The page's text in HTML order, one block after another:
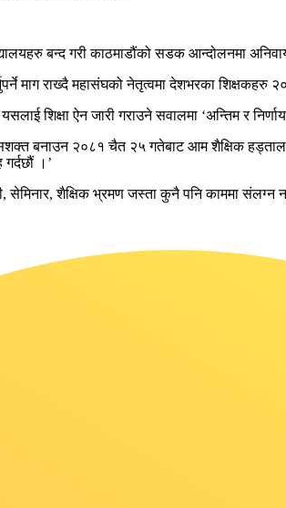
बन्द गरी काठमाडौंको सडक आन्दोलनमा
गर्नुपर्ने माग राख्दै महासंघको नेतृत्वमा देशभरका
शिक्षा ऐन जारी गराउने सवालमा ‘अन्तिम र
सशक्त बनाउन २०८१ चैत २५ गतेबाट आम शैक्षिक
।’
सेमिनार, शैक्षिक भ्रमण जस्ता कुनै पनि काममा